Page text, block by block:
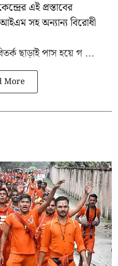
এই প্রস্তাবের
সহ অন্যান্য বিরোধী
ছাড়াই পাস হয়ে গ ...
More